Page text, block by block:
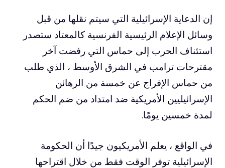
إن الدعاية الإسرائيلية التي سيتم نقلها من قبل
وسائل الإعلام الرئيسية الفرنسية كالمعتاد ستصدر
استئناف الحرب إلى حماس التي رفضت آخر
مقترحات ترامب في الشرق الأوسط ، الذي طلب
من حماس الإفراج عن خمسة من الرهائن
الإسرائيليين الأمريكية ضد امتداد من ضم الحكم
لمدة خمسين يومًا.
في الواقع ، يعلم الأمريكيون جيدًا أن الحكومة
الإسرائيلية توفر الوقت فقط من خلال اقتراحها